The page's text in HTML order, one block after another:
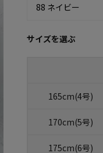
サイズを選ぶ
165cm(4号)
170cm(5号)
175cm(6号)